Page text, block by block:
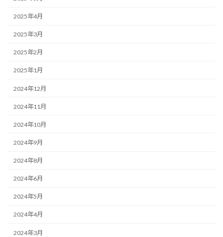
2025年4月
2025年3月
2025年2月
2025年1月
2024年12月
2024年11月
2024年10月
2024年9月
2024年8月
2024年6月
2024年5月
2024年4月
2024年3月